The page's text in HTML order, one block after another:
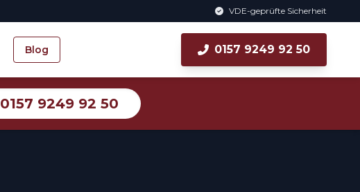
VDE-geprüfte Sicherheit
Blog 0157 9249 92 50
0157 9249 92 50